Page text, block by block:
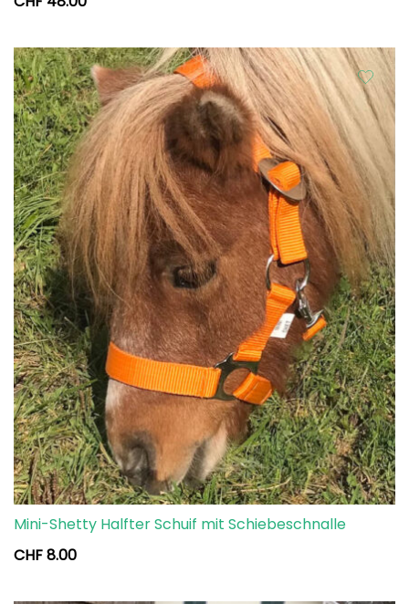
Mini-Shetty Halfter Schuif mit Schiebeschnalle
CHF8.00